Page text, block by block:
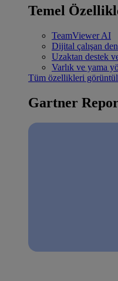
Temel
TeamViewer AI
Dijital çalışan
Uzaktan destek
Varlık ve yama
Tüm özellikleri
Gartner